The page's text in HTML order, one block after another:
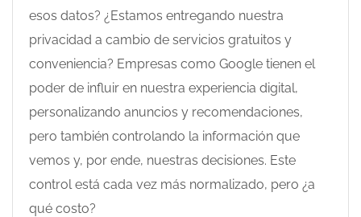
esos datos? ¿Estamos entregando nuestra
privacidad a cambio de servicios gratuitos y
conveniencia? Empresas como Google tienen el
poder de influir en nuestra experiencia digital,
personalizando anuncios y recomendaciones,
pero también controlando la información que
vemos y, por ende, nuestras decisiones. Este
control está cada vez más normalizado, pero ¿a
qué costo?